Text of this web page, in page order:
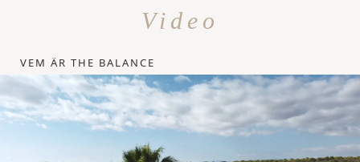
Video
VEM ÄR THE BALANCE